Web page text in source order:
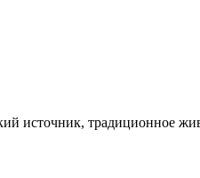
источник, традиционное